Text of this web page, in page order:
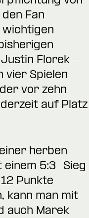
Fan
wichtigen
Florek –
vier Spielen
vor zehn
auf Platz
herben
einem 5:3-Sieg
Punkte
kann man mit
auch Marek